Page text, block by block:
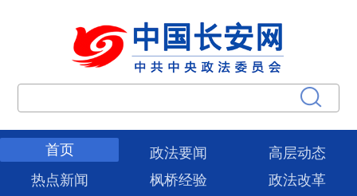
首页 政法要闻
高层动态
热点新闻
枫桥经验
政法改革